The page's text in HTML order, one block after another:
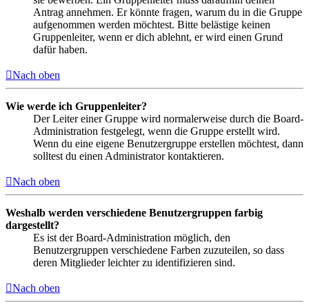
Antrag annehmen. Er könnte fragen, warum du in die Gruppe
aufgenommen werden möchtest. Bitte belästige keinen
Gruppenleiter, wenn er dich ablehnt, er wird einen Grund
dafür haben.
Nach oben
Wie werde ich Gruppenleiter?
Der Leiter einer Gruppe wird normalerweise durch die Board-
Administration festgelegt, wenn die Gruppe erstellt wird.
Wenn du eine eigene Benutzergruppe erstellen möchtest, dann
solltest du einen Administrator kontaktieren.
Nach oben
Weshalb werden verschiedene Benutzergruppen farbig
dargestellt?
Es ist der Board-Administration möglich, den
Benutzergruppen verschiedene Farben zuzuteilen, so dass
deren Mitglieder leichter zu identifizieren sind.
Nach oben